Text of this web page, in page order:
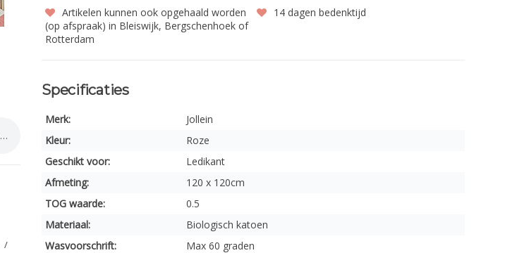
/
Artikelen kunnen ook opgehaald worden
(op afspraak) in Bleiswijk, Bergschenhoek of
Rotterdam
14 dagen bedenktijd
Specificaties
Merk:
Jollein
Kleur:
Roze
Geschikt voor:
Ledikant
Afmeting:
120 x 120cm
TOG waarde:
0.5
Materiaal:
Biologisch katoen
Wasvoorschrift:
Max 60 graden